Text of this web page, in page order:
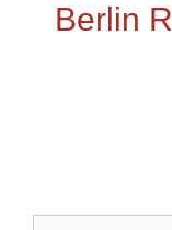
Berlin